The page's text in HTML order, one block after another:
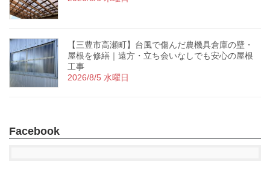
【三豊市高瀬町】台風で傷んだ農機具倉庫の壁・
屋根を修繕｜遠方・立ち会いなしでも安心の屋根
工事
2026/8/5 水曜日
Facebook